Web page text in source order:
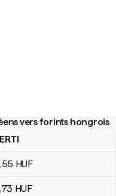
vers forints hongrois
vers forints hongrois
,55 HUF
,73 HUF